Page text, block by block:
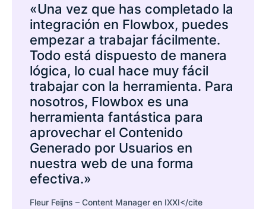
«Una vez que has completado la
integración en Flowbox, puedes
empezar a trabajar fácilmente.
Todo está dispuesto de manera
lógica, lo cual hace muy fácil
trabajar con la herramienta. Para
nosotros, Flowbox es una
herramienta fantástica para
aprovechar el Contenido
Generado por Usuarios en
nuestra web de una forma
efectiva.»
Fleur Feijns – Content Manager en IXXI</cite